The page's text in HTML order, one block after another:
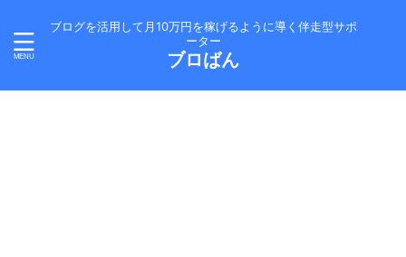
ブログを活用して月10万円を稼げるように導く伴走型サポ
ーター
ブロばん